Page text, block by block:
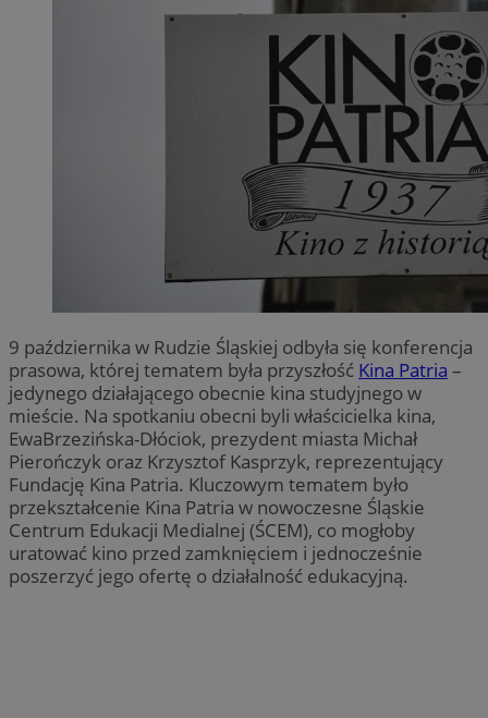
9 października w Rudzie Śląskiej odbyła się konferencja
prasowa, której tematem była przyszłość Kina Patria –
jedynego działającego obecnie kina studyjnego w
mieście. Na spotkaniu obecni byli właścicielka kina,
EwaBrzezińska-Dłóciok, prezydent miasta Michał
Pierończyk oraz Krzysztof Kasprzyk, reprezentujący
Fundację Kina Patria. Kluczowym tematem było
przekształcenie Kina Patria w nowoczesne Śląskie
Centrum Edukacji Medialnej (ŚCEM), co mogłoby
uratować kino przed zamknięciem i jednocześnie
poszerzyć jego ofertę o działalność edukacyjną.